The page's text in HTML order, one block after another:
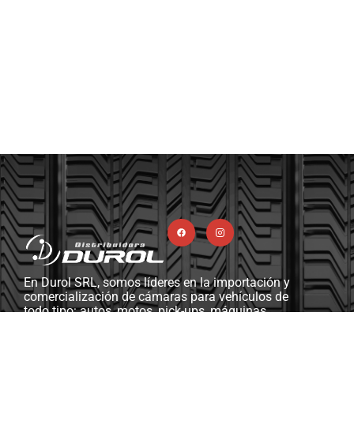
En Durol SRL, somos líderes en la importación y
comercialización de cámaras para vehículos de
todo tipo: autos, motos, pick-ups, máquinas